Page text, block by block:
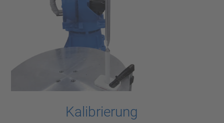
Kalibrierung